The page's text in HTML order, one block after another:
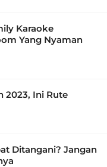
Karaoke
Yang Nyaman
2023, Ini Rute
Ditangani? Jangan